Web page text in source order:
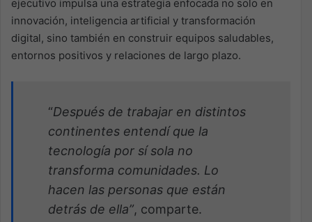
ejecutivo impulsa una estrategia enfocada no solo en
innovación, inteligencia artificial y transformación
digital, sino también en construir equipos saludables,
entornos positivos y relaciones de largo plazo.
“Después de trabajar en distintos
continentes entendí que la
tecnología por sí sola no
transforma comunidades. Lo
hacen las personas que están
detrás de ella”, comparte.